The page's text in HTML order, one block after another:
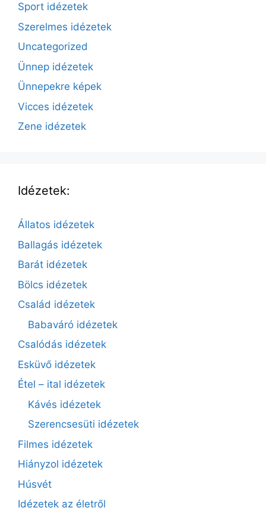
Sport idézetek
Szerelmes idézetek
Uncategorized
Ünnep idézetek
Ünnepekre képek
Vicces idézetek
Zene idézetek
Idézetek:
Állatos idézetek
Ballagás idézetek
Barát idézetek
Bölcs idézetek
Család idézetek
Babaváró idézetek
Csalódás idézetek
Esküvő idézetek
Étel – ital idézetek
Kávés idézetek
Szerencsesüti idézetek
Filmes idézetek
Hiányzol idézetek
Húsvét
Idézetek az életről